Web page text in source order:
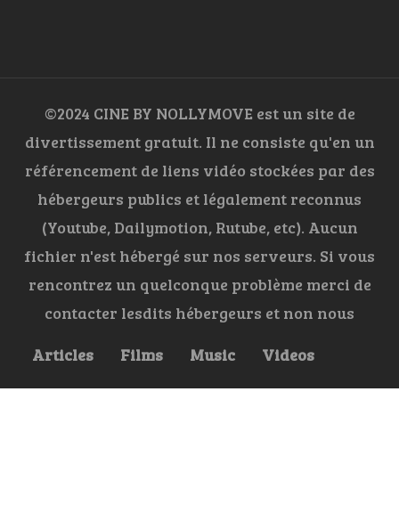
©2024 CINE BY NOLLYMOVE est un site de
divertissement gratuit. Il ne consiste qu'en un
référencement de liens vidéo stockées par des
hébergeurs publics et légalement reconnus
(Youtube, Dailymotion, Rutube, etc). Aucun
fichier n'est hébergé sur nos serveurs. Si vous
rencontrez un quelconque problème merci de
contacter lesdits hébergeurs et non nous
Articles
Films Music Videos